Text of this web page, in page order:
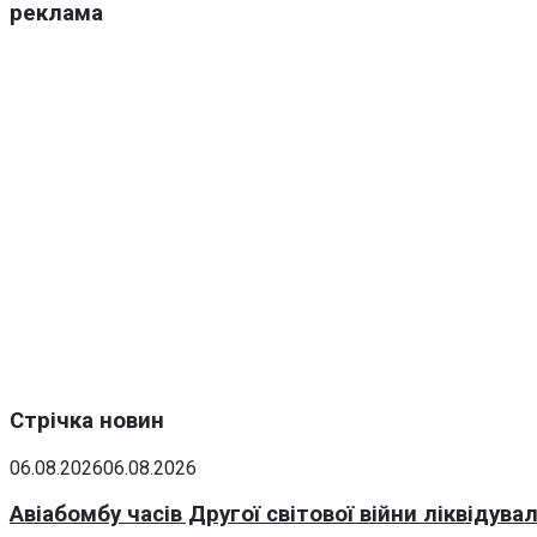
реклама
Стрічка новин
06.08.202606.08.2026
Авіабомбу часів Другої світової війни